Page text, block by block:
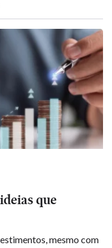
que
mesmo com